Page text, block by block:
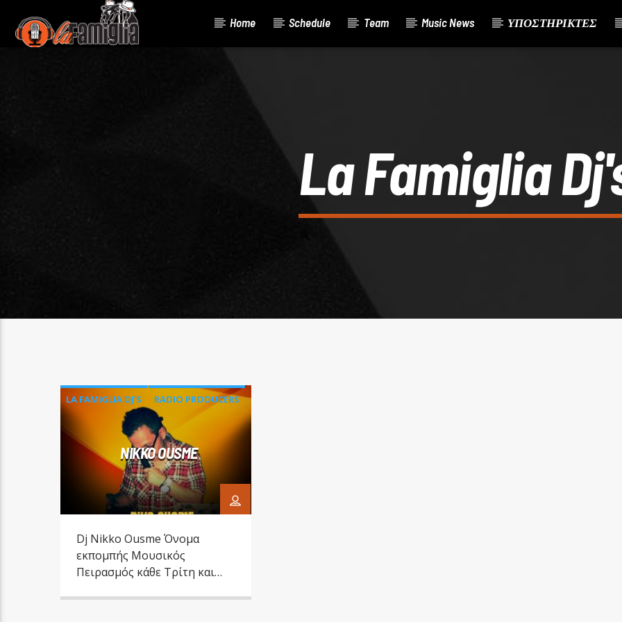
Home Schedule Team Music News ΥΠΟΣΤΗΡΙΚΤΕΣ
La Famiglia
LA FAMIGLIA DJ'S RADIO PRODUCERS
NIKKO OUSME
Dj Nikko Ousme Όνομα
εκπομπής Μουσικός
Πειρασμός κάθε Τρίτη και